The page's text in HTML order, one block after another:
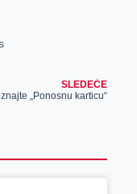
SLEDEĆE
„Ponosnu karticu“